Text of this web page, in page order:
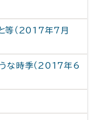
と等（2017年7月
うな時季（2017年6